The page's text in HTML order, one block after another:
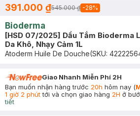
391.000 ₫545.000 ₫ -28%
Bioderma
[HSD 07/2025] Dầu Tắm Bioderma
Da Khô, Nhạy Cảm 1L
Atoderm Huile De Douche(SKU:
Giao Nhanh Miễn Phí 2H
Bạn muốn nhận hàng trước 20h hôm nay (
1 giờ 2 phúttới và chọn giao hàng 2H ở
tiết